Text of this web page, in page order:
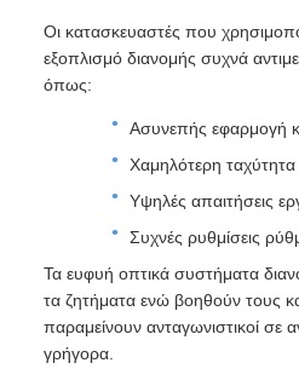
Οι κατασκευαστές που
εξοπλισμό διανομής συχνά
όπως:
Ασυνεπής εφαρμογή
Χαμηλότερη
Υψηλές απαιτήσεις
Συχνές ρυθμίσεις
Τα ευφυή οπτικά συστήματα
τα ζητήματα ενώ βοηθούν τους
παραμείνουν ανταγωνιστικοί σε
γρήγορα.